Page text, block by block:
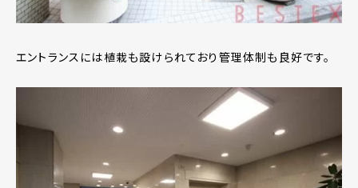
エントランスには植栽も設けられており管理体制も良好です。